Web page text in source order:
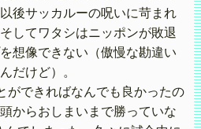
後サッカルーの呪いに苛まれ
してワタシはニッポンが敗退
想像できない（傲慢な勘違い
だけど）。
ができればなんでも良かったの
からおしまいまで勝っていな